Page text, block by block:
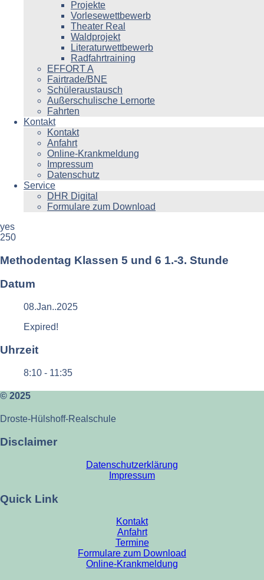
Projekte
Vorlesewettbewerb
Theater Real
Waldprojekt
Literaturwettbewerb
Radfahrtraining
EFFORT A
Fairtrade/BNE
Schüleraustausch
Außerschulische Lernorte
Fahrten
Kontakt
Kontakt
Anfahrt
Online-Krankmeldung
Impressum
Datenschutz
Service
DHR Digital
Formulare zum Download
yes
250
Methodentag Klassen 5 und 6 1.-3. Stunde
Datum
08.Jan..2025
Expired!
Uhrzeit
8:10 - 11:35
© 2025
Droste-Hülshoff-Realschule
Disclaimer
Datenschutzerklärung
Impressum
Quick Link
Kontakt
Anfahrt
Termine
Formulare zum Download
Online-Krankmeldung